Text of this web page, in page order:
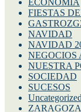
FIESTAS
NAVIDAD
NAVIDAD
NEGOCIOS
NUESTRA
SOCIEDAD
SUCESOS
Uncategorized
ZARAGOZA